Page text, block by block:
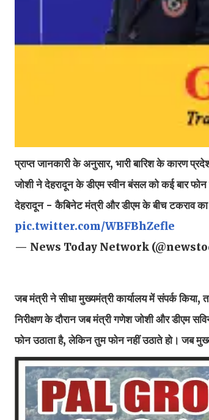
प्राप्त जानकारी के अनुसार, भारी बारिश के कारण
जोशी ने देहरादून के डीएम स्वीन बंसल को कई बार फोन
देहरादून - कैबिनेट मंत्री और डीएम के बीच टकराव का
pic.twitter.com/WBFBhZefle
— News Today Network
जब मंत्री ने सीधा मुख्यमंत्री कार्यालय में संपर्क
निरीक्षण के दौरान जब मंत्री गणेश जोशी और डीएम
फोन उठाता है, लेकिन तुम फोन नहीं उठाते हो। जब